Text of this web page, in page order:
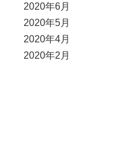
2020年6月
2020年5月
2020年4月
2020年2月